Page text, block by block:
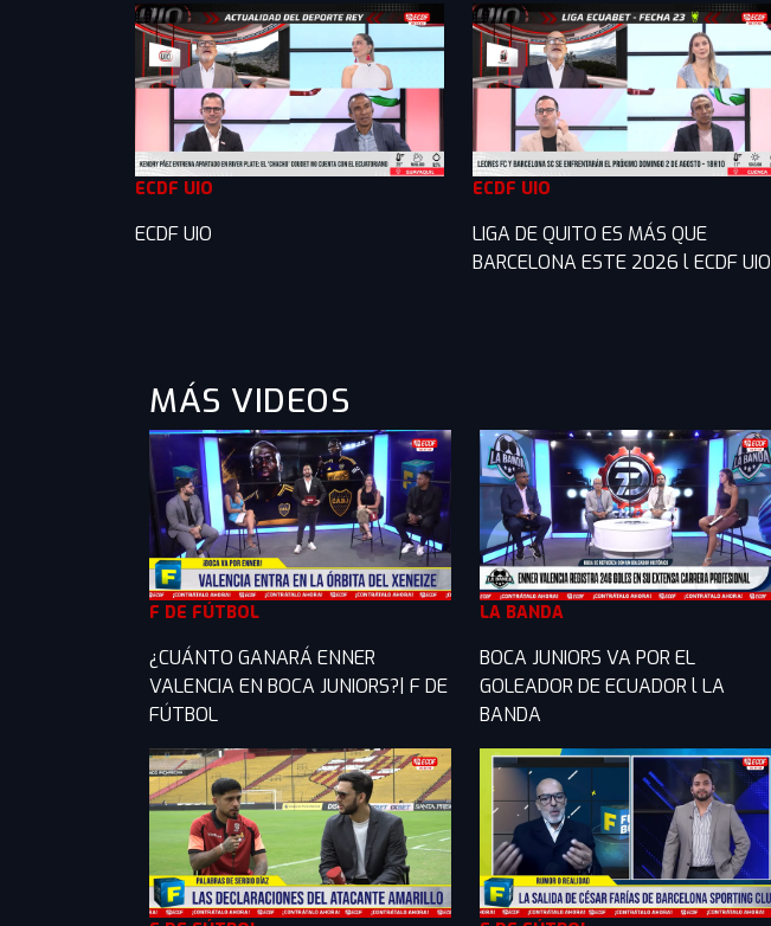
ECDF UIO
ECDF UIO
ECDF UIO
LIGA DE QUITO ES MÁS QUE
BARCELONA ESTE 2026 l ECDF UIO
MÁS VIDEOS
F DE FÚTBOL
¿CUÁNTO GANARÁ ENNER
VALENCIA EN BOCA JUNIORS?| F DE
FÚTBOL
LA BANDA
BOCA JUNIORS VA POR EL
GOLEADOR DE ECUADOR l LA
BANDA